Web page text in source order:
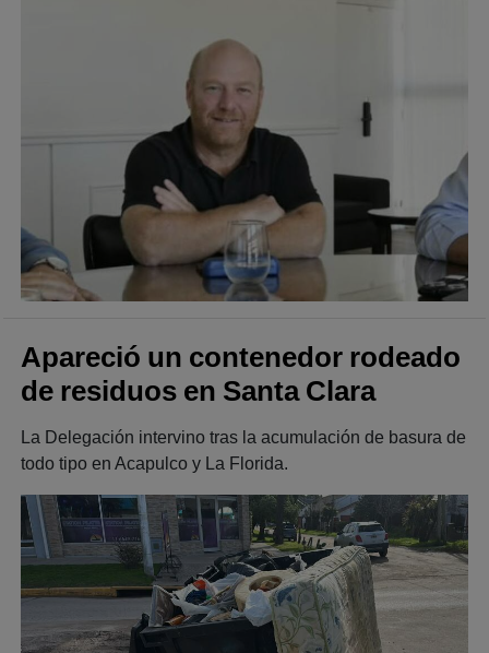
Apareció un contenedor rodeado
de residuos en Santa Clara
La Delegación intervino tras la acumulación de basura de
todo tipo en Acapulco y La Florida.